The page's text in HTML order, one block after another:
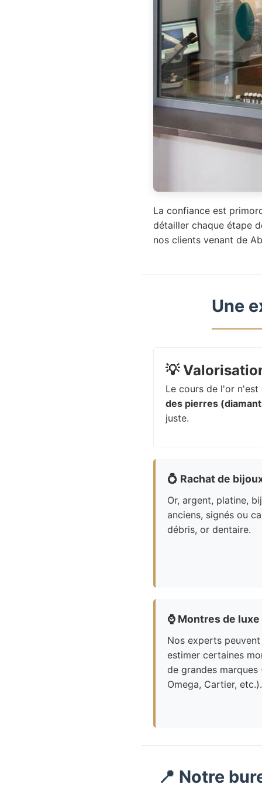
La confiance est
détailler chaque étape
nos clients venant de
Une
💡
Le cours de l'or
des pierres
juste.
💍 Rachat de
Or, argent, platine,
anciens, signés ou
débris, or dentaire.
⌚ Montres de luxe
Nos experts peuvent
estimer certaines
de grandes marques
Omega, Cartier, etc.).
📍 Notre